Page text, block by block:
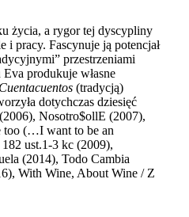
życia, a rygor tej dyscypliny
i pracy. Fascynuje ją potencjał
przestrzeniami
produkuje własne
Cuentacuentos (tradycją)
dotychczas dziesięć
Nosotro$ollE (2007),
too (…I want to be an
ust.1-3 kc (2009),
(2014), Todo Cambia
With Wine, About Wine / Z